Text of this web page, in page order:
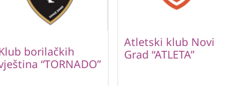
borilačkih
“TORNADO”
Atletski klub Novi
Grad “ATLETA”